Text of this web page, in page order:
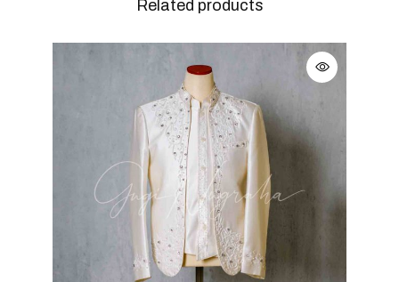
Related products